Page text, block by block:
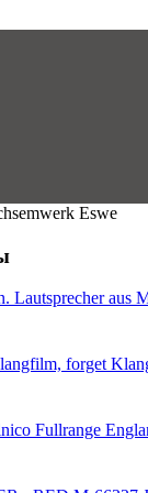
Eswe
Lautsprecher aus
forget
Fullrange